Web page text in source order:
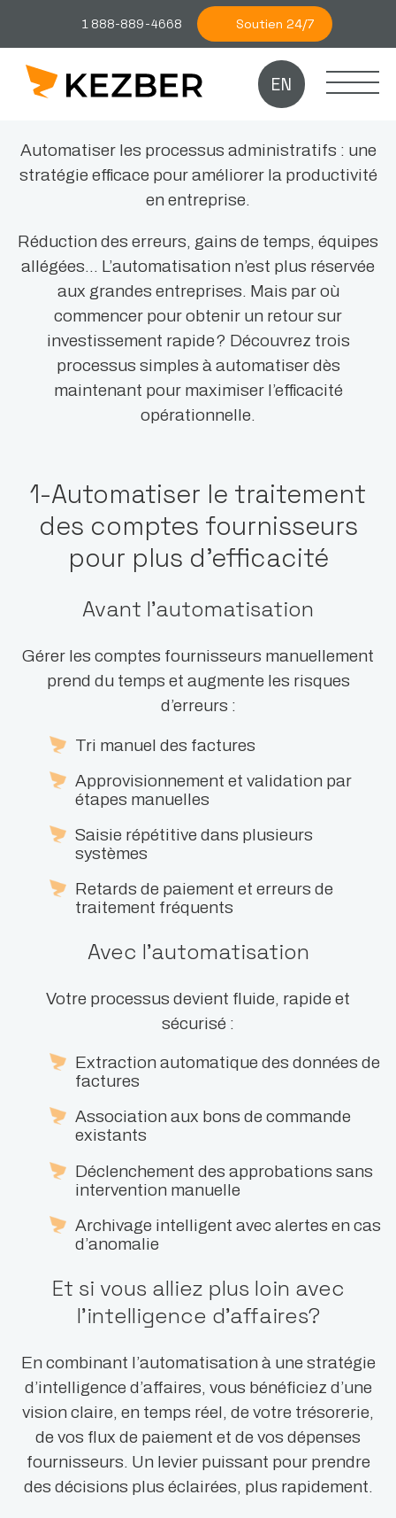
1 888-889-4668 Soutien 24/7
EN
Automatiser les processus administratifs : une
stratégie efficace pour améliorer la productivité
en entreprise.
Réduction des erreurs, gains de temps, équipes
allégées… L’automatisation n’est plus réservée
aux grandes entreprises. Mais par où
commencer pour obtenir un retour sur
investissement rapide ? Découvrez trois
processus simples à automatiser dès
maintenant pour maximiser l’efficacité
opérationnelle.
1-Automatiser le traitement
des comptes fournisseurs
pour plus d’efficacité
Avant l’automatisation
Gérer les comptes fournisseurs manuellement
prend du temps et augmente les risques
d’erreurs :
Tri manuel des factures
Approvisionnement et validation par
étapes manuelles
Saisie répétitive dans plusieurs
systèmes
Retards de paiement et erreurs de
traitement fréquents
Avec l’automatisation
Votre processus devient fluide, rapide et
sécurisé :
Extraction automatique des données de
factures
Association aux bons de commande
existants
Déclenchement des approbations sans
intervention manuelle
Archivage intelligent avec alertes en cas
d’anomalie
Et si vous alliez plus loin avec
l’intelligence d’affaires?
En combinant l’automatisation à une stratégie
d’intelligence d’affaires, vous bénéficiez d’une
vision claire, en temps réel, de votre trésorerie,
de vos flux de paiement et de vos dépenses
fournisseurs. Un levier puissant pour prendre
des décisions plus éclairées, plus rapidement.